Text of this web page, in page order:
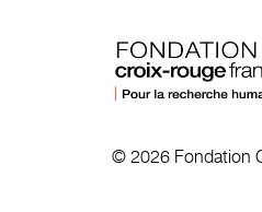
© 2026 Fondation